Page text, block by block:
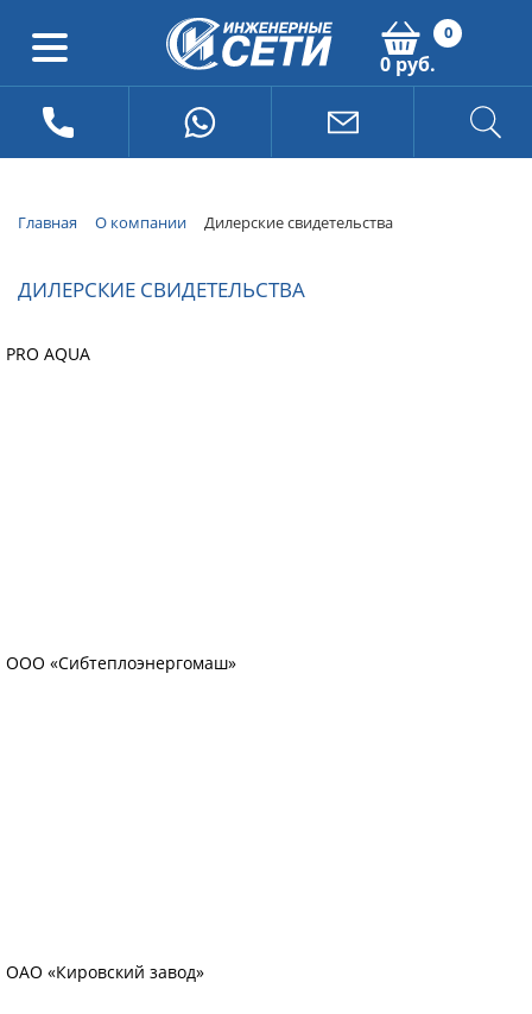
0
0 руб.
Главная О компании Дилерские свидетельства
ДИЛЕРСКИЕ СВИДЕТЕЛЬСТВА
PRO AQUA
ООО «Сибтеплоэнергомаш»
ОАО «Кировский завод»